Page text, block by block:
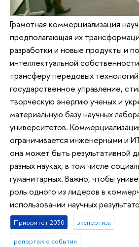
Грамотная коммерциализация
предполагающая их
разработки и новые продукты и
интеллектуальной
трансферу передовых
государственное управление,
творческую энергию ученых и
материальную базу научных
университетов.
ограничивается инженерными и
она может быть результативной
разных науках, в том числе
гуманитарных. Важно, чтобы
роль одного из лидеров в
использовании научных
Приоритет 2030 экспертиза
репортаж о событии